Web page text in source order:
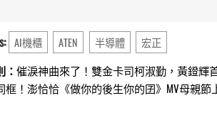
AI機櫃 ATEN 半導體 宏正
： 催淚神曲來了！雙金卡司柯淑勤，黃鐙輝
框！澎恰恰《做你的後生你的囝》MV母親節